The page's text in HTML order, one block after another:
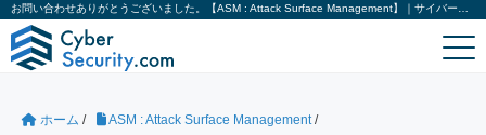
ホーム / ASM : Attack Surface Management/